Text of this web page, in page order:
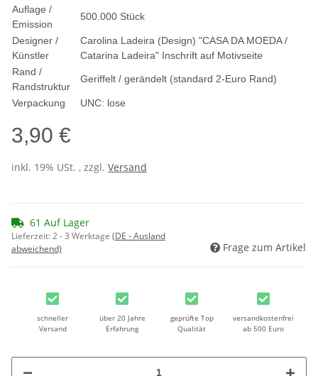
Auflage /
Emission
500.000 Stück
Designer /
Künstler
Carolina Ladeira (Design) "CASA DA MOEDA /
Catarina Ladeira" Inschrift auf Motivseite
Rand /
Randstruktur
Geriffelt / gerändelt (standard 2-Euro Rand)
Verpackung UNC: lose
3,90 €
inkl. 19% USt. , zzgl. Versand
61 Auf Lager
Lieferzeit:2 - 3 Werktage (DE - Ausland
abweichend)
Frage zum Artikel
schneller
Versand
über 20 Jahre
Erfahrung
geprüfte Top
Qualität
versandkostenfrei
ab 500 Euro